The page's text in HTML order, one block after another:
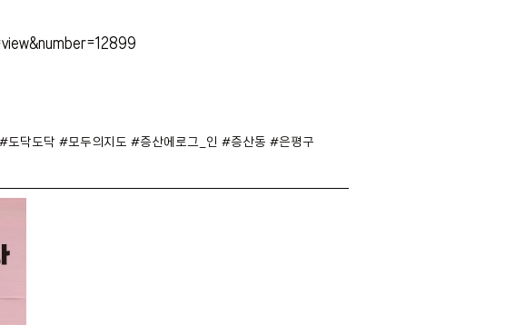
닥도닥 #모두의지도 #증산에로그_인 #증산동 #은평구